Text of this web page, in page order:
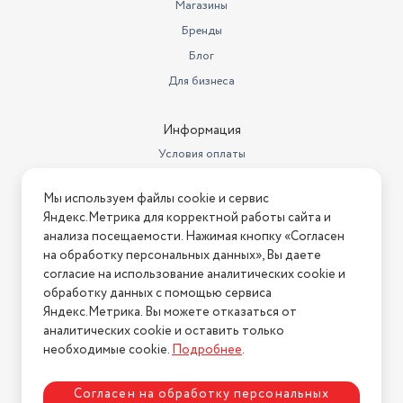
Магазины
Бренды
Блог
Для бизнеса
Информация
Условия оплаты
Условия возврата
Нашли ошибку на сайте? Напишите нам
2026 © Интернет-магазин "АстМаркет". У нас есть всё!
Политика конфиденциальности
Мы используем файлы cookie и сервис
Яндекс.Метрика для корректной работы сайта и
анализа посещаемости. Нажимая кнопку «Согласен
на обработку персональных данных», Вы даете
согласие на использование аналитических cookie и
обработку данных с помощью сервиса
Яндекс.Метрика. Вы можете отказаться от
аналитических cookie и оставить только
необходимые cookie.Подробнее.
Согласен на обработку персональных